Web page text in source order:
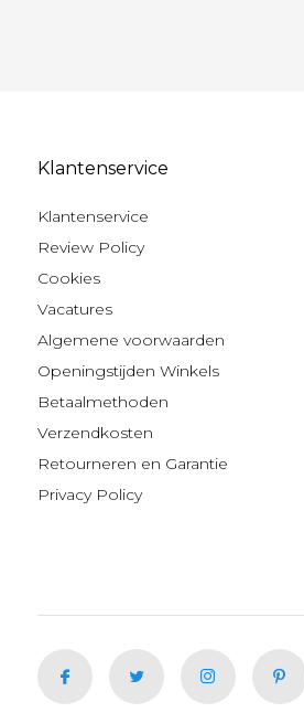
Klantenservice
Klantenservice
Review Policy
Cookies
Vacatures
Algemene voorwaarden
Openingstijden Winkels
Betaalmethoden
Verzendkosten
Retourneren en Garantie
Privacy Policy